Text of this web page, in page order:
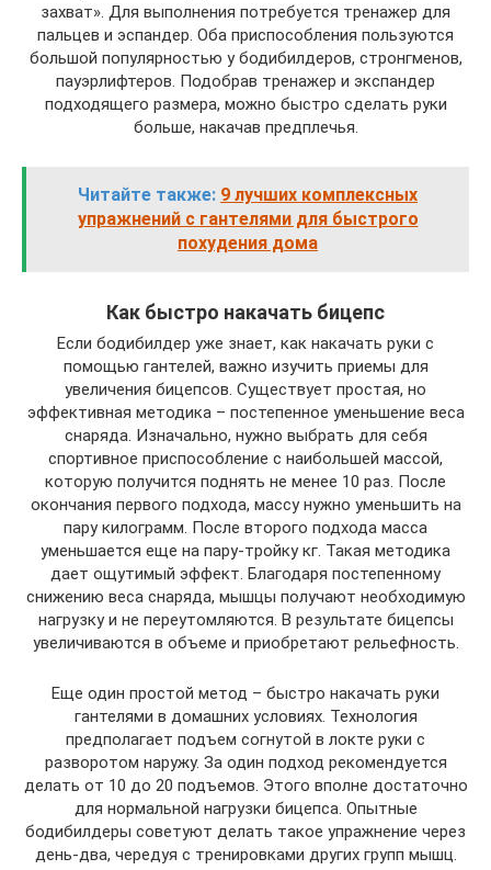
захват». Для выполнения потребуется тренажер для
пальцев и эспандер. Оба приспособления пользуются
большой популярностью у бодибилдеров, стронгменов,
пауэрлифтеров. Подобрав тренажер и экспандер
подходящего размера, можно быстро сделать руки
больше, накачав предплечья.
Читайте также: 9 лучших комплексных
упражнений с гантелями для быстрого
похудения дома
Как быстро накачать бицепс
Если бодибилдер уже знает, как накачать руки с
помощью гантелей, важно изучить приемы для
увеличения бицепсов. Существует простая, но
эффективная методика – постепенное уменьшение веса
снаряда. Изначально, нужно выбрать для себя
спортивное приспособление с наибольшей массой,
которую получится поднять не менее 10 раз. После
окончания первого подхода, массу нужно уменьшить на
пару килограмм. После второго подхода масса
уменьшается еще на пару-тройку кг. Такая методика
дает ощутимый эффект. Благодаря постепенному
снижению веса снаряда, мышцы получают необходимую
нагрузку и не переутомляются. В результате бицепсы
увеличиваются в объеме и приобретают рельефность.
Еще один простой метод – быстро накачать руки
гантелями в домашних условиях. Технология
предполагает подъем согнутой в локте руки с
разворотом наружу. За один подход рекомендуется
делать от 10 до 20 подъемов. Этого вполне достаточно
для нормальной нагрузки бицепса. Опытные
бодибилдеры советуют делать такое упражнение через
день-два, чередуя с тренировками других групп мышц.